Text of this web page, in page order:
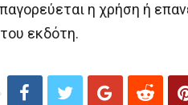
η χρήση ή
εκδότη.